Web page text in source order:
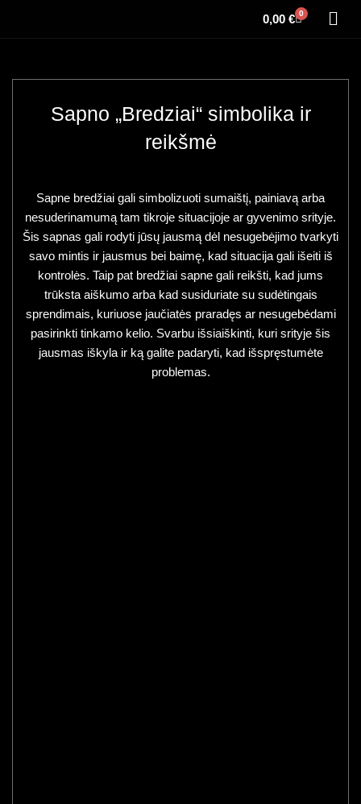
0,00 € 0
Sapno „Bredziai“ simbolika ir
reikšmė
Sapne bredžiai gali simbolizuoti sumaištį, painiavą arba
nesuderinamumą tam tikroje situacijoje ar gyvenimo srityje.
Šis sapnas gali rodyti jūsų jausmą dėl nesugebėjimo tvarkyti
savo mintis ir jausmus bei baimę, kad situacija gali išeiti iš
kontrolės. Taip pat bredžiai sapne gali reikšti, kad jums
trūksta aiškumo arba kad susiduriate su sudėtingais
sprendimais, kuriuose jaučiatės praradęs ar nesugebėdami
pasirinkti tinkamo kelio. Svarbu išsiaiškinti, kuri srityje šis
jausmas iškyla ir ką galite padaryti, kad išspręstumėte
problemas.